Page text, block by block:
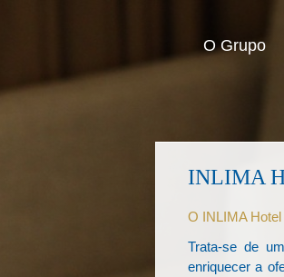
O Grupo
INLIMA
O INLIMA
Trata-se de
enriquecer a